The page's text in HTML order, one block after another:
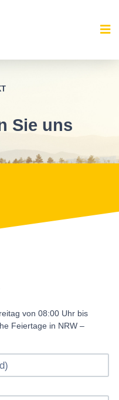
Sie uns
von 08:00 Uhr bis
Feiertage in NRW –